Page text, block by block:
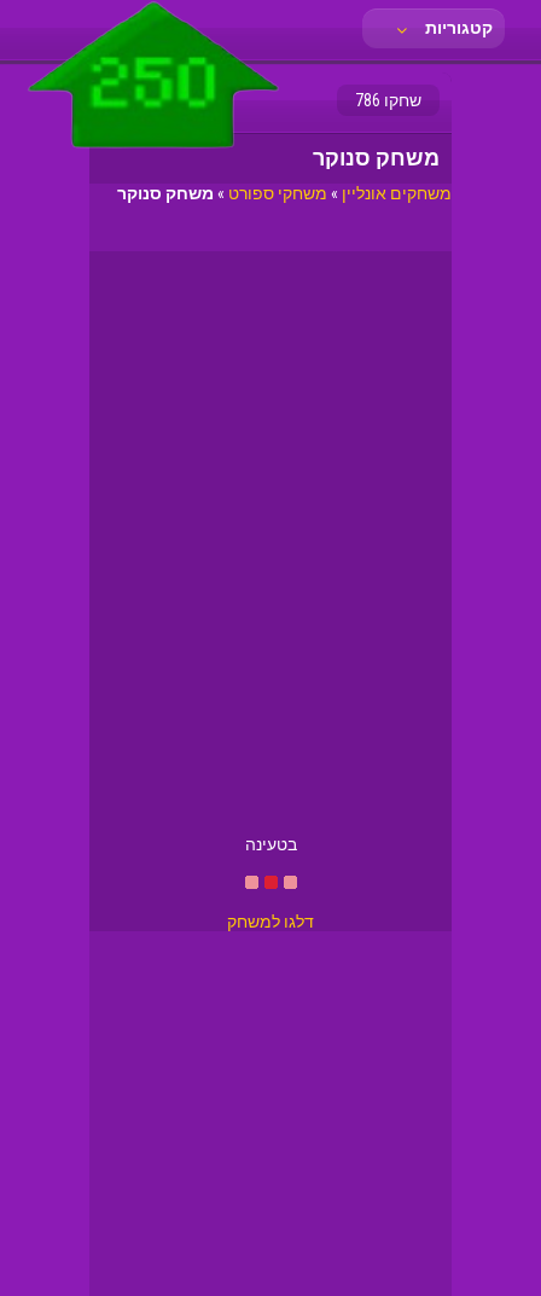
קטגוריות
שחקו 786
משחק סנוקר
משחקים אונליין » משחקי ספורט » משחק סנוקר
בטעינה
דלגו למשחק